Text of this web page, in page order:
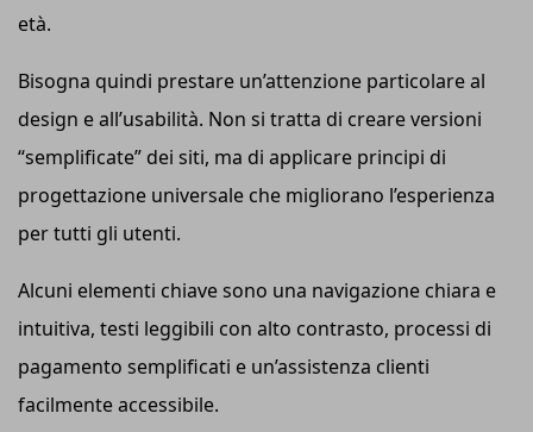
età.
Bisogna quindi prestare un’attenzione particolare al
design e all’usabilità. Non si tratta di creare versioni
“semplificate” dei siti, ma di applicare principi di
progettazione universale che migliorano l’esperienza
per tutti gli utenti.
Alcuni elementi chiave sono una navigazione chiara e
intuitiva, testi leggibili con alto contrasto, processi di
pagamento semplificati e un’assistenza clienti
facilmente accessibile.